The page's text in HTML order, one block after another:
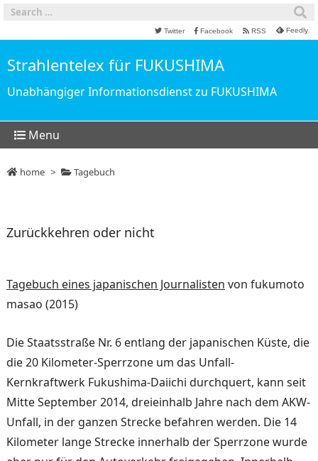
Strahlentelex für FUKUSHIMA
Unabhängiger Informationsdienst zu FUKUSHIMA
Menu
Twitter Facebook RSS Feedly
home > Tagebuch
Zurückkehren oder nicht
Tagebuch eines japanischen Journalisten von fukumoto
masao (2015)
Die Staatsstraße Nr. 6 entlang der japanischen Küste, die
die 20 Kilometer-Sperrzone um das Unfall-
Kernkraftwerk Fukushima-Daiichi durchquert, kann seit
Mitte September 2014, dreieinhalb Jahre nach dem AKW-
Unfall, in der gan­zen Strecke befahren werden. Die 14
Kilometer lange Stre­cke innerhalb der Sperrzone wurde